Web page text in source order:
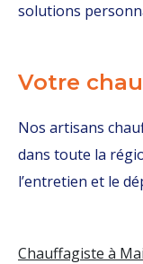
solutions
Votre
Nos artisans
dans toute la
l’entretien et le
Chauffagiste à